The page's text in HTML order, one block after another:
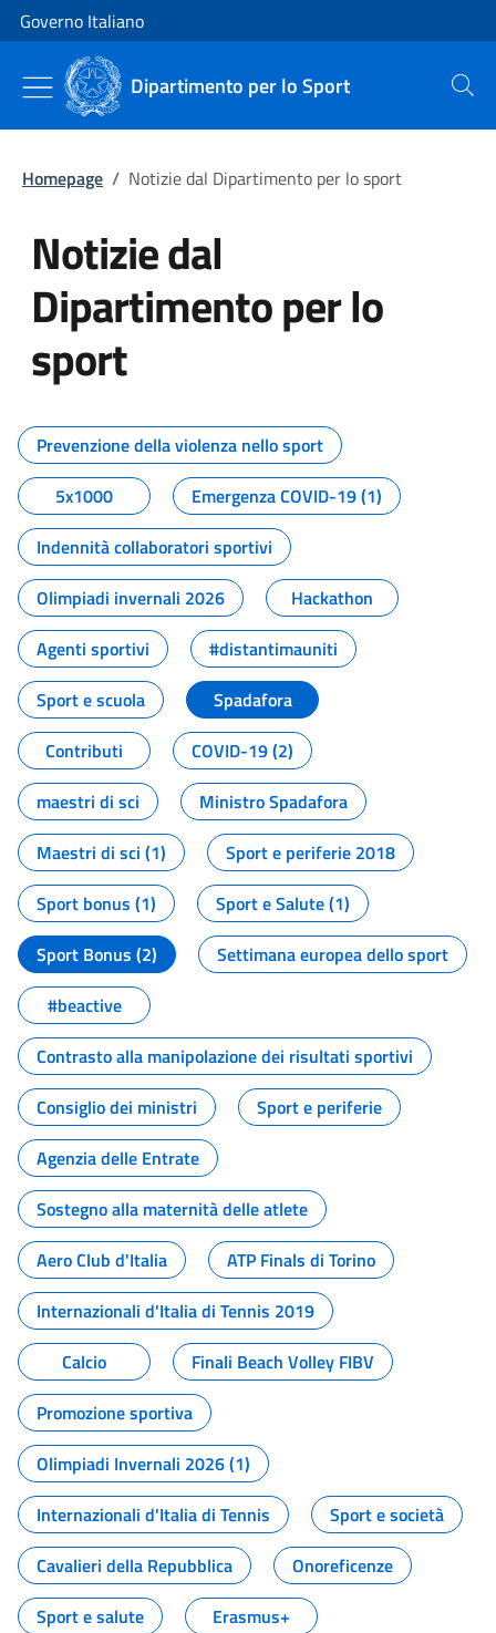
Vai al contenuto
Vai alla navigazione del sito
Governo Italiano
Dipartimento per lo Sport Cerca
Homepage / Notizie dal Dipartimento per lo sport
Notizie dal
Dipartimento per lo
sport
Tutti i contenuti della pagina
Prevenzione della violenza nello sport
5x1000
Emergenza COVID-19 (1)
Indennità collaboratori sportivi
Olimpiadi invernali 2026
Hackathon
Agenti sportivi
#distantimauniti
Sport e scuola
Spadafora
Contributi
COVID-19 (2)
maestri di sci
Ministro Spadafora
Maestri di sci (1)
Sport e periferie 2018
Sport bonus (1)
Sport e Salute (1)
Sport Bonus (2)
Settimana europea dello sport
#beactive
Contrasto alla manipolazione dei risultati sportivi
Consiglio dei ministri
Sport e periferie
Agenzia delle Entrate
Sostegno alla maternità delle atlete
Aero Club d'Italia
ATP Finals di Torino
Internazionali d'Italia di Tennis 2019
Calcio
Finali Beach Volley FIBV
Promozione sportiva
Olimpiadi Invernali 2026 (1)
Internazionali d'Italia di Tennis
Sport e società
Cavalieri della Repubblica
Onoreficenze
Sport e salute
Erasmus+